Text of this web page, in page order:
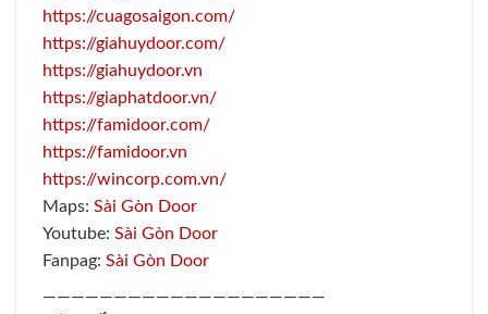
https://cuagosaigon.com/
https://giahuydoor.com/
https://giahuydoor.vn
https://giaphatdoor.vn/
https://famidoor.com/
https://famidoor.vn
https://wincorp.com.vn/
Maps: Sài Gòn Door
Youtube: Sài Gòn Door
Fanpag: Sài Gòn Door
————————————————————